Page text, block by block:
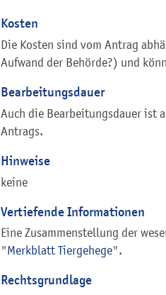
Kosten
Die Kosten sind vom Antrag
Aufwand der Behörde?) und
Bearbeitungsdauer
Auch die Bearbeitungsdauer ist
Antrags.
Hinweise
keine
Vertiefende Informationen
Eine Zusammenstellung der
"Merkblatt Tiergehege".
Rechtsgrundlage